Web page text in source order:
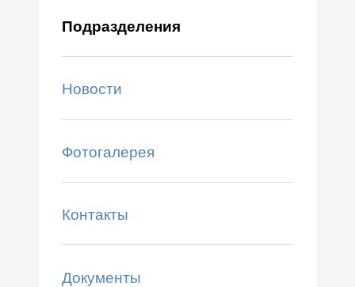
Подразделения
Новости
Фотогалерея
Контакты
Документы